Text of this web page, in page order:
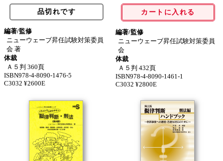
品切れです
編著/監修
ニューウェーブ昇任試験対策委員
会 著
体裁
Ａ５判 360頁
ISBN978-4-8090-1476-5
C3032 ¥2600E
カートに入れる
編著/監修
ニューウェーブ昇任試験対策委員
会
体裁
Ａ５判 432頁
ISBN978-4-8090-1461-1
C3032 ¥2800E